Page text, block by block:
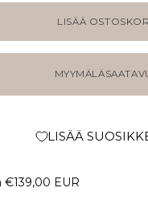
LISÄÄ
LISÄÄ
€139,00 EUR